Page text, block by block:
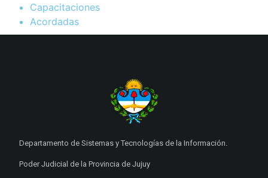
Capacitaciones
Acordadas
Departamento de Sistemas y Tecnologías de la Información.
Poder Judicial de la Provincia de Jujuy